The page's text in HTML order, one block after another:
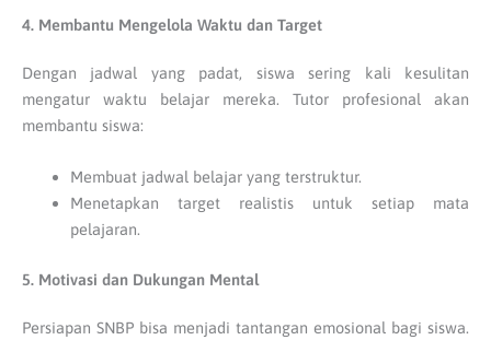
4. Membantu Mengelola Waktu dan Target
Dengan jadwal yang padat, siswa sering kali kesulitan
mengatur waktu belajar mereka. Tutor profesional akan
membantu siswa:
Membuat jadwal belajar yang terstruktur.
Menetapkan target realistis untuk setiap mata
pelajaran.
5. Motivasi dan Dukungan Mental
Persiapan SNBP bisa menjadi tantangan emosional bagi siswa.